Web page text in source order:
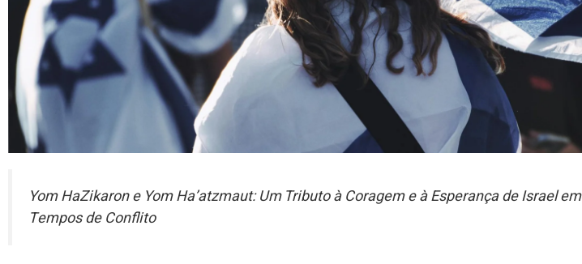
Yom HaZikaron e Yom Ha’atzmaut: Um Tributo à Coragem e à Esperança de Israel em
Tempos de Conflito